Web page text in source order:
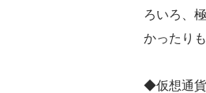
ろいろ、
かったり
◆仮想通貨